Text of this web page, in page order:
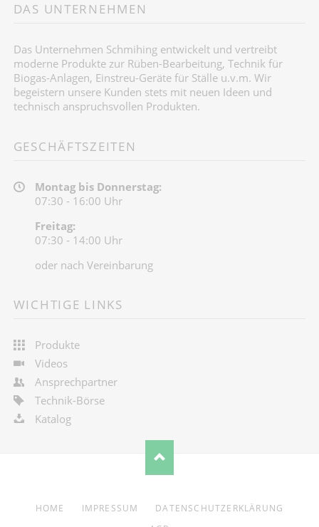
DAS UNTERNEHMEN
Das Unternehmen Schmihing entwickelt und vertreibt
moderne Produkte zur Rüben-Bearbeitung, Technik für
Biogas-Anlagen, Einstreu-Geräte für Ställe u.v.m. Wir
begeistern unsere Kunden stets mit neuen Ideen und
technisch anspruchsvollen Produkten.
GESCHÄFTSZEITEN
Montag bis Donnerstag:
07:30 - 16:00 Uhr
Freitag:
07:30 - 14:00 Uhr
oder nach Vereinbarung
WICHTIGE LINKS
Produkte
Videos
Ansprechpartner
Technik-Börse
Katalog
NAVIGATION
HOME IMPRESSUM
DATENSCHUTZERKLÄRUNG